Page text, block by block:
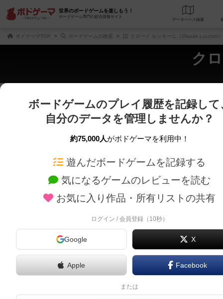
世界のボードゲームを楽しもう！
ボードゲーム専門の総合情報サイト
データベース
ボドゲーマTOP ボードゲームの検索 クロード ルッキーニ（Claude Lucchini
ク
じっくり表示
商品名、商品説明文、デザイナー名、テーマ名、メカニクス名を対象にフリ
ゲームデザイナー名を指定し
ゲームデザイナー
対象年齢を指定します。 世界観や登場
テーマ/フレー
Otys
ボードゲームのプレイ履歴を記録して
自分のデータを管理しませんか？
約75,000人がボドゲーマを利用中！
遊んだボードゲームを記録する
気になるゲームのレビューを読む
お気に入り作品・所有リストの共有
ログイン / 会員登録（10秒）
Google X
Apple Facebook
または